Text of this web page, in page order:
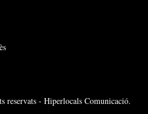
reservats - Hiperlocals Comunicació.